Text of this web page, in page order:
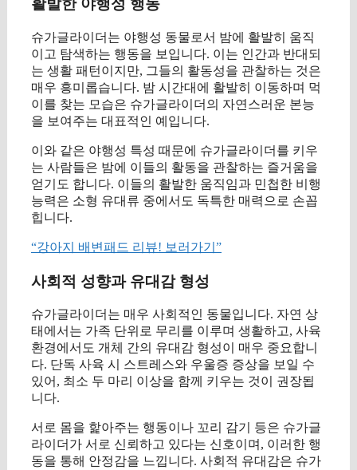
활발한 야행성 행동
슈가글라이더는 야행성 동물로서 밤에 활발히 움직
이고 탐색하는 행동을 보입니다. 이는 인간과 반대되
는 생활 패턴이지만, 그들의 활동성을 관찰하는 것은
매우 흥미롭습니다. 밤 시간대에 활발히 이동하며 먹
이를 찾는 모습은 슈가글라이더의 자연스러운 본능
을 보여주는 대표적인 예입니다.
이와 같은 야행성 특성 때문에 슈가글라이더를 키우
는 사람들은 밤에 이들의 활동을 관찰하는 즐거움을
얻기도 합니다. 이들의 활발한 움직임과 민첩한 비행
능력은 소형 유대류 중에서도 독특한 매력으로 손꼽
힙니다.
“강아지 배변패드 리뷰! 보러가기”
사회적 성향과 유대감 형성
슈가글라이더는 매우 사회적인 동물입니다. 자연 상
태에서는 가족 단위로 무리를 이루며 생활하고, 사육
환경에서도 개체 간의 유대감 형성이 매우 중요합니
다. 단독 사육 시 스트레스와 우울증 증상을 보일 수
있어, 최소 두 마리 이상을 함께 키우는 것이 권장됩
니다.
서로 몸을 핥아주는 행동이나 꼬리 감기 등은 슈가글
라이더가 서로 신뢰하고 있다는 신호이며, 이러한 행
동을 통해 안정감을 느낍니다. 사회적 유대감은 슈가